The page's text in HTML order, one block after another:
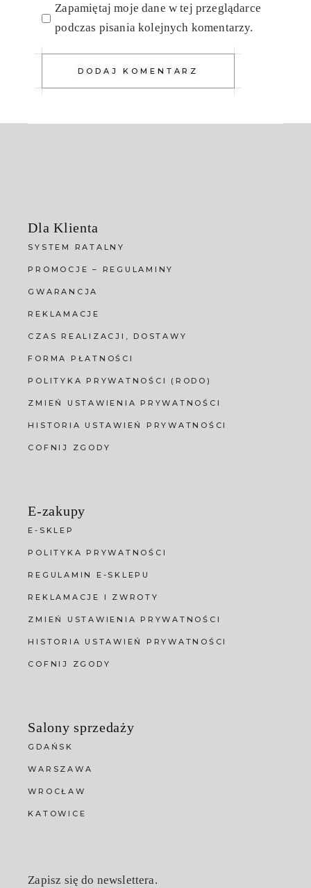
Zapamiętaj moje dane w tej przeglądarce
podczas pisania kolejnych komentarzy.
DODAJ KOMENTARZ
Dla Klienta
SYSTEM RATALNY
PROMOCJE – REGULAMINY
GWARANCJA
REKLAMACJE
CZAS REALIZACJI, DOSTAWY
FORMA PŁATNOŚCI
POLITYKA PRYWATNOŚCI (RODO)
ZMIEŃ USTAWIENIA PRYWATNOŚCI
HISTORIA USTAWIEŃ PRYWATNOŚCI
COFNIJ ZGODY
E-zakupy
E-SKLEP
POLITYKA PRYWATNOŚCI
REGULAMIN E-SKLEPU
REKLAMACJE I ZWROTY
ZMIEŃ USTAWIENIA PRYWATNOŚCI
HISTORIA USTAWIEŃ PRYWATNOŚCI
COFNIJ ZGODY
Salony sprzedaży
GDAŃSK
WARSZAWA
WROCŁAW
KATOWICE
Zapisz się do newslettera.